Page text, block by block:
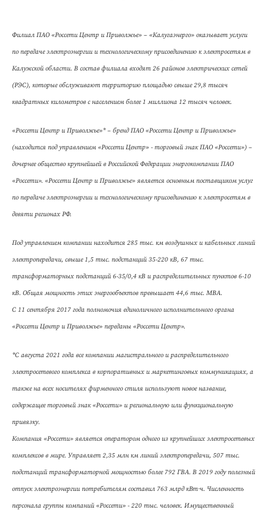
Филиал ПАО «Россети Центр и Приволжье» – «Калугаэнерго» оказывает услуги
по передаче электроэнергии и технологическому присоединению к электросетям в
Калужской области. В состав филиала входят 26 районов электрических сетей
(РЭС), которые обслуживают территорию площадью свыше 29,8 тысяч
квадратных километров с населением более 1 миллиона 12 тысяч человек.
«Россети Центр и Приволжье»* – бренд ПАО «Россети Центр и Приволжье»
(находится под управлением «Россети Центр» - торговый знак ПАО «Россети») –
дочернее общество крупнейшей в Российской Федерации энергокомпании ПАО
«Россети». «Россети Центр и Приволжье» является основным поставщиком услуг
по передаче электроэнергии и технологическому присоединению к электросетям в
девяти регионах РФ.
Под управлением компании находится 285 тыс. км воздушных и кабельных линий
электропередачи, свыше 1,5 тыс. подстанций 35-220 кВ, 67 тыс.
трансформаторных подстанций 6-35/0,4 кВ и распределительных пунктов 6-10
кВ. Общая мощность этих энергообъектов превышает 44,6 тыс. МВА.
С 11 сентября 2017 года полномочия единоличного исполнительного органа
«Россети Центр и Приволжье» переданы «Россети Центр».
*С августа 2021 года все компании магистрального и распределительного
электросетевого комплекса в корпоративных и маркетинговых коммуникациях, а
также на всех носителях фирменного стиля используют новое название,
содержащее торговый знак «Россети» и региональную или функциональную
привязку.
Компания «Россети» является оператором одного из крупнейших электросетевых
комплексов в мире. Управляет 2,35 млн км линий электропередачи, 507 тыс.
подстанций трансформаторной мощностью более 792 ГВА. В 2019 году полезный
отпуск электроэнергии потребителям составил 763 млрд кВт·ч. Численность
персонала группы компаний «Россети» - 220 тыс. человек. Имущественный